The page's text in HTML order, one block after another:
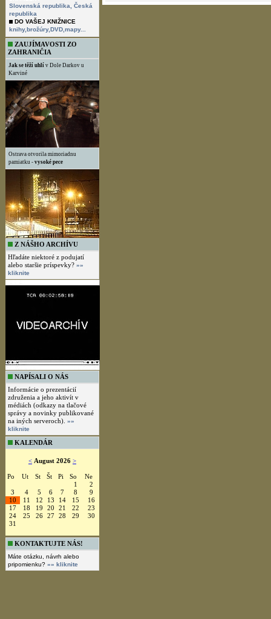
Slovenská republika,
Česká
republika
DO VAŠEJ KNIŽNICE
knihy,brožúry,DVD,mapy...
ZAUJÍMAVOSTI ZO
ZAHRANIČIA
Jak se těží uhlí v Dole Darkov u
Karviné
Ostrava otvorila mimoriadnu
pamiatku - vysoké pece
Z NÁŠHO ARCHÍVU
Hľadáte niektoré z podujatí
alebo staršie príspevky? »»
kliknite
NAPÍSALI O NÁS
Informácie o prezentácií
združenia a jeho aktivít v
médiách (odkazy na tlačové
správy a novinky publikované
na iných serveroch). »»
kliknite
KALENDÁR
< August 2026 >
Po Ut St Št Pi So
Ne
1
2
3
4 5 6 7 8
9
10
11 12 13 14 15
16
17
18 19 20 21 22
23
24
25 26 27 28 29
30
31
KONTAKTUJTE NÁS!
Máte otázku, návrh alebo
pripomienku? »» kliknite